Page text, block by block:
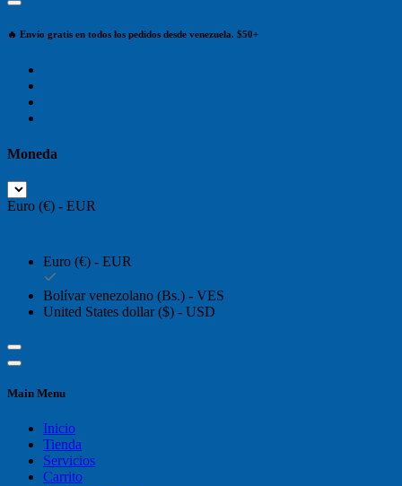
🔥 Envío gratis en todos los pedidos desde venezuela. $50+
Moneda
Euro (€) - EUR
Euro (€) - EUR
Bolívar venezolano (Bs.) - VES
United States dollar ($) - USD
Main Menu
Inicio
Tienda
Servicios
Carrito